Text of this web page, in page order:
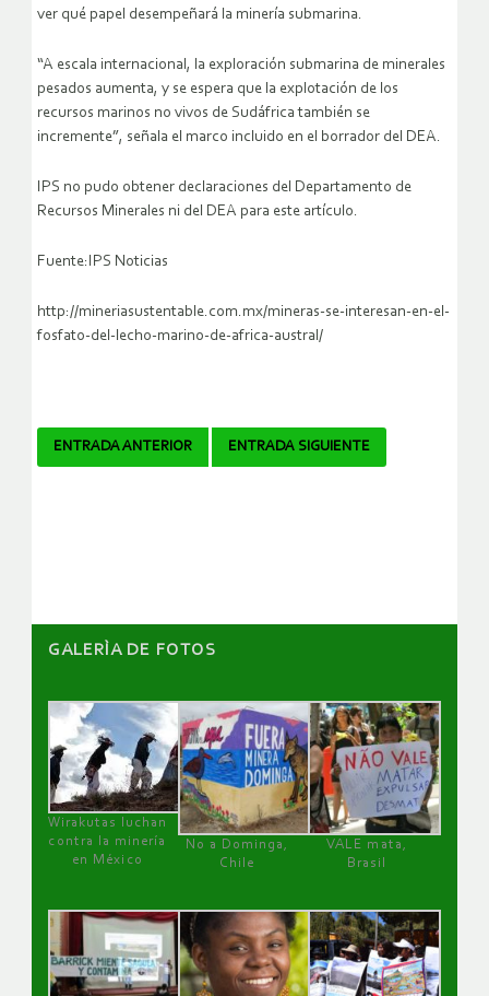
ver qué papel desempeñará la minería submarina.
“A escala internacional, la exploración submarina de minerales
pesados aumenta, y se espera que la explotación de los
recursos marinos no vivos de Sudáfrica también se
incremente”, señala el marco incluido en el borrador del DEA.
IPS no pudo obtener declaraciones del Departamento de
Recursos Minerales ni del DEA para este artículo.
Fuente:IPS Noticias
http://mineriasustentable.com.mx/mineras-se-interesan-en-el-
fosfato-del-lecho-marino-de-africa-austral/
Navegador
ENTRADA ANTERIOR ENTRADA SIGUIENTE
GALERÌA DE FOTOS
Wirakutas luchan
contra la minería
en México
No a Dominga,
Chile
VALE mata,
Brasil